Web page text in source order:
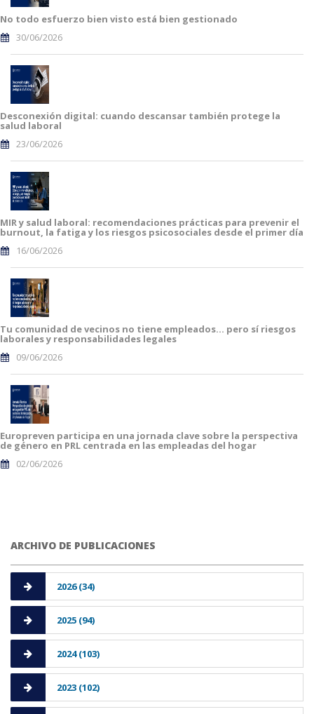
No todo esfuerzo bien visto está bien gestionado
30/06/2026
Desconexión digital: cuando descansar también protege la
salud laboral
23/06/2026
MIR y salud laboral: recomendaciones prácticas para prevenir el
burnout, la fatiga y los riesgos psicosociales desde el primer día
16/06/2026
Tu comunidad de vecinos no tiene empleados… pero sí riesgos
laborales y responsabilidades legales
09/06/2026
Europreven participa en una jornada clave sobre la perspectiva
de género en PRL centrada en las empleadas del hogar
02/06/2026
ARCHIVO DE PUBLICACIONES
2026 (34)
2025 (94)
2024 (103)
2023 (102)